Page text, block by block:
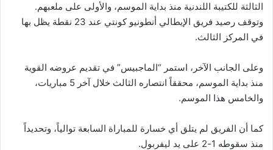
الثالثة للكتيبة اللندنية منذ بداية الموسم، والأولى على ملعبهم.
وتوقف رصيد فريق الإيطالي أنطونيو كونتي عند 23 نقطة يظل بها
في المركز الثالث.
وعلى الجانب الآخر، استمر “الماجبيس” في تقديم عروضه القوية
منذ بداية الموسم، محققاً انتصاره الثالث خلال آخر 5 مباريات،
والخامس هذا الموسم.
كما أن الفريق لم يتلق أي خسارة للمباراة السابعة توالياً، وتحديداً
منذ سقوطه 1-2 على يد ليفربول.